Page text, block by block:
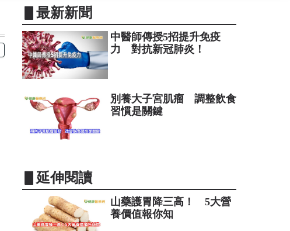
▋最新新聞
中醫師傳授5招提升免疫
力 對抗新冠肺炎！
別養大子宮肌瘤 調整飲食
習慣是關鍵
▋延伸閱讀
山藥護胃降三高！ 5大營
養價值報你知